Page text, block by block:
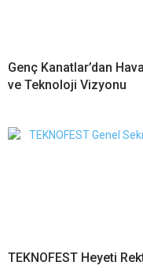
Genç Kanatlar’dan
ve Teknoloji Vizyonu
TEKNOFEST Heyeti